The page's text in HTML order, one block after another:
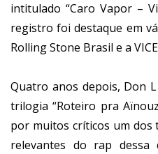
intitulado “Caro Vapor –
registro foi destaque em
Rolling Stone Brasil e a
Quatro anos depois, Don
trilogia “Roteiro pra
por muitos críticos um dos
relevantes do rap dessa